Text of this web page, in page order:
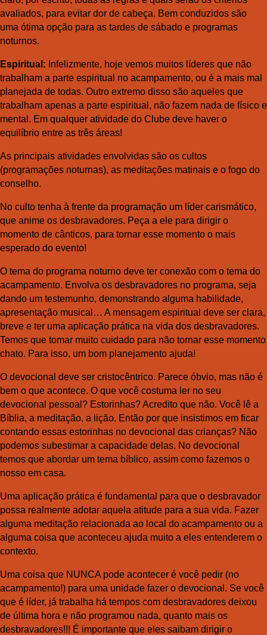
avaliados, para evitar dor de cabeça. Bem conduzidos são
uma ótima opção para as tardes de sábado e programas
noturnos.
Espiritual: Infelizmente, hoje vemos muitos líderes que não
trabalham a parte espiritual no acampamento, ou é a mais mal
planejada de todas. Outro extremo disso são aqueles que
trabalham apenas a parte espiritual, não fazem nada de físico e
mental. Em qualquer atividade do Clube deve haver o
equilíbrio entre as três áreas!
As principais atividades envolvidas são os cultos
(programações noturnas), as meditações matinais e o fogo do
conselho.
No culto tenha à frente da programação um líder carismático,
que anime os desbravadores. Peça a ele para dirigir o
momento de cânticos, para tornar esse momento o mais
esperado do evento!
O tema do programa noturno deve ter conexão com o tema do
acampamento. Envolva os desbravadores no programa, seja
dando um testemunho, demonstrando alguma habilidade,
apresentação musical… A mensagem espiritual deve ser clara,
breve e ter uma aplicação prática na vida dos desbravadores.
Temos que tomar muito cuidado para não tornar esse momento
chato. Para isso, um bom planejamento ajuda!
O devocional deve ser cristocêntrico. Parece óbvio, mas não é
bem o que acontece. O que você costuma ler no seu
devocional pessoal? Estorinhas? Acredito que não. Você lê a
Bíblia, a meditação, a lição. Então por que insistimos em ficar
contando essas estorinhas no devocional das crianças? Não
podemos subestimar a capacidade delas. No devocional
temos que abordar um tema bíblico, assim como fazemos o
nosso em casa.
Uma aplicação prática é fundamental para que o desbravador
possa realmente adotar aquela atitude para a sua vida. Fazer
alguma meditação relacionada ao local do acampamento ou a
alguma coisa que aconteceu ajuda muito a eles entenderem o
contexto.
Uma coisa que NUNCA pode acontecer é você pedir (no
acampamento!) para uma unidade fazer o devocional. Se você
que é líder, já trabalha há tempos com desbravadores deixou
de última hora e não programou nada, quanto mais os
desbravadores!!! É importante que eles saibam dirigir o